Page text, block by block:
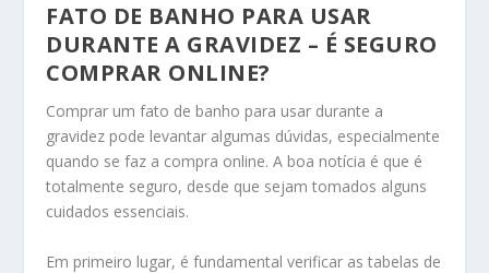
FATO DE BANHO PARA USAR
DURANTE A GRAVIDEZ – É SEGURO
COMPRAR ONLINE?
Comprar um fato de banho para usar durante a
gravidez pode levantar algumas dúvidas, especialmente
quando se faz a compra online. A boa notícia é que é
totalmente seguro, desde que sejam tomados alguns
cuidados essenciais.
Em primeiro lugar, é fundamental verificar as tabelas de